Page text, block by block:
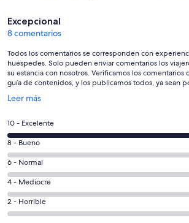
Comentarios
Excepcional
8 comentarios
Todos los comentarios se corresponden con
huéspedes. Solo pueden enviar comentarios los
su estancia con nosotros. Verificamos los comentarios
guía de contenidos, y los publicamos todos, ya sean
Leer más
Se
en
una
ventana
nueva
8
comentarios
de
un
total
de
8
con
10 - Excelente
0
comentarios
de
un
total
de
8 - Bueno
0
comentarios
de
un
total
6 - Normal
0
comentarios
de
4 - Mediocre
0
comentarios
2 - Horrible